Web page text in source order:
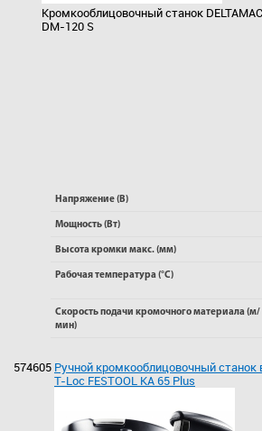
Кромкооблицовочный станок
DM-120 S
Напряжение (В)
Мощность (Вт)
Высота кромки макс. (мм)
Рабочая температура (°C)
Скорость подачи кромочного материала (м/
мин)
574605 Ручной кромкооблицовочный станок
T-Loc FESTOOL KA 65 Plus